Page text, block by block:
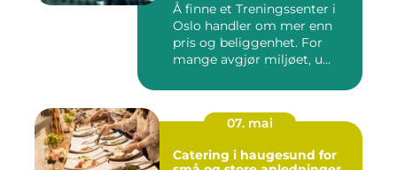
Å finne et Treningssenter i
Oslo handler om mer enn
pris og beliggenhet. For
mange avgjør miljøet, u...
07. mai
Catering i haugesund for